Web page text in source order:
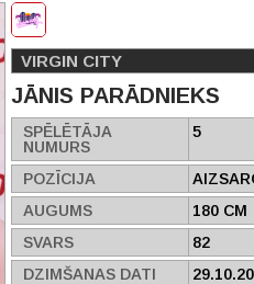
VIRGIN CITY
JĀNIS PARĀDNIEKS
SPĒLĒTĀJA
NUMURS
5
POZĪCIJA
AUGUMS
180 CM
SVARS
82
DZIMŠANAS DATI